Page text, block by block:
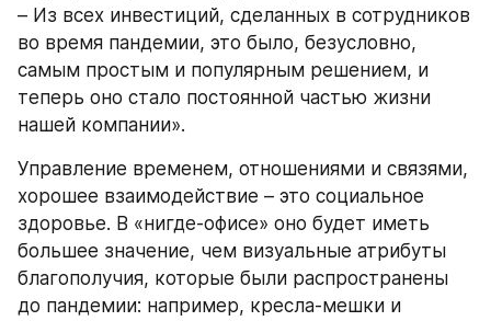
– Из всех инвестиций, сделанных в сотрудников
во время пандемии, это было, безусловно,
самым простым и популярным решением, и
теперь оно стало постоянной частью жизни
нашей компании».
Управление временем, отношениями и связями,
хорошее взаимодействие – это социальное
здоровье. В «нигде-офисе» оно будет иметь
большее значение, чем визуальные атрибуты
благополучия, которые были распространены
до пандемии: например, кресла-мешки и